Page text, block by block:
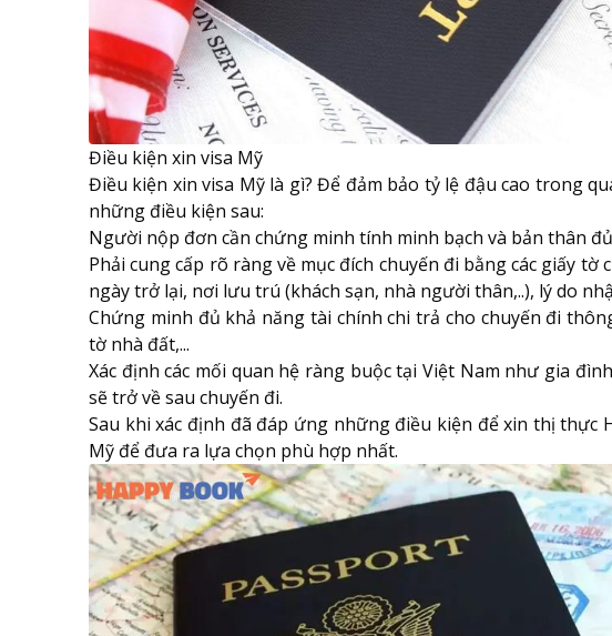
Điều kiện xin visa Mỹ
Điều kiện xin visa Mỹ là gì? Để đảm bảo tỷ lệ đậu cao trong
những điều kiện sau:
Người nộp đơn cần chứng minh tính minh bạch và bản thân
Phải cung cấp rõ ràng về mục đích chuyến đi bằng các giấy
ngày trở lại, nơi lưu trú (khách sạn, nhà người thân,..), lý do
Chứng minh đủ khả năng tài chính chi trả cho chuyến đi
tờ nhà đất,...
Xác định các mối quan hệ ràng buộc tại Việt Nam như gia
sẽ trở về sau chuyến đi.
Sau khi xác định đã đáp ứng những điều kiện để xin thị thực
Mỹ để đưa ra lựa chọn phù hợp nhất.